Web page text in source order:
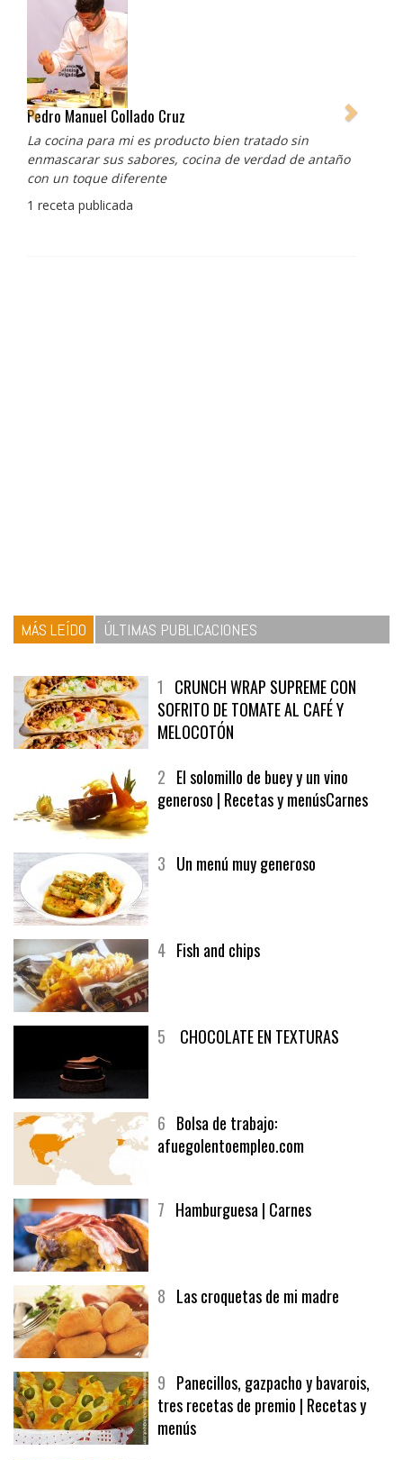
Pedro Manuel Collado Cruz
La cocina para mi es producto bien tratado sin
enmascarar sus sabores, cocina de verdad de antaño
con un toque diferente
1 receta publicada
MÁS LEÍDO ÚLTIMAS PUBLICACIONES
1 CRUNCH WRAP SUPREME CON
SOFRITO DE TOMATE AL CAFÉ Y
MELOCOTÓN
2 El solomillo de buey y un vino
generoso | Recetas y menúsCarnes
3 Un menú muy generoso
4 Fish and chips
5 CHOCOLATE EN TEXTURAS
6 Bolsa de trabajo:
afuegolentoempleo.com
7 Hamburguesa | Carnes
8 Las croquetas de mi madre
9 Panecillos, gazpacho y bavarois,
tres recetas de premio | Recetas y
menús